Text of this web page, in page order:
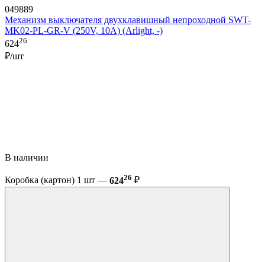
049889
Механизм выключателя двухклавишный непроходной SWT-
MK02-PL-GR-V (250V, 10A) (Arlight, -)
62426
₽/шт
В наличии
Коробка (картон) 1 шт — 62426 ₽